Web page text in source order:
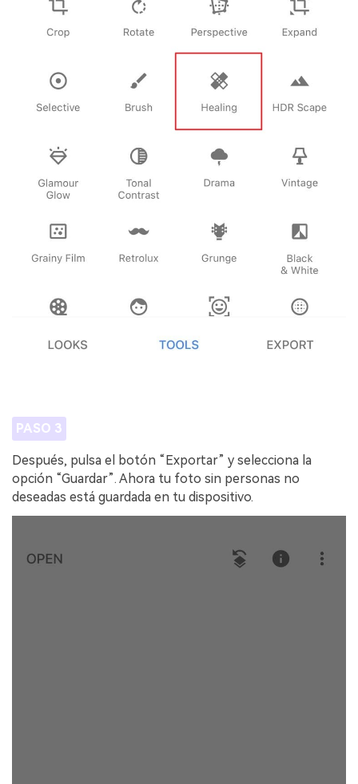
PASO 3
Después, pulsa el botón “Exportar” y selecciona la
opción “Guardar”. Ahora tu foto sin personas no
deseadas está guardada en tu dispositivo.